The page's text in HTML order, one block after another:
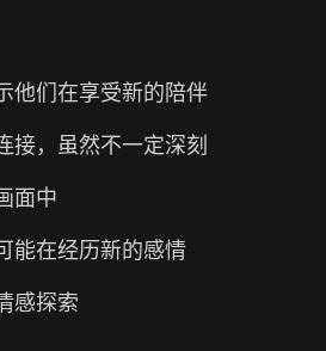
他们在享受新的陪伴
接，虽然不一定深刻
面中
能在经历新的感情
感探索